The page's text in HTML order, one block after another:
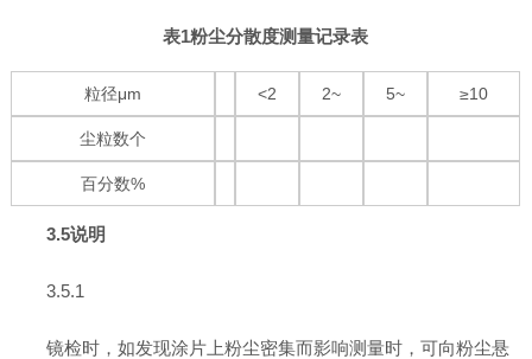
表1粉尘分散度测量记录表
粒径μm <2 2~ 5~ ≥10
尘粒数个
百分数%
3.5说明
3.5.1
镜检时，如发现涂片上粉尘密集而影响测量时，可向粉尘悬